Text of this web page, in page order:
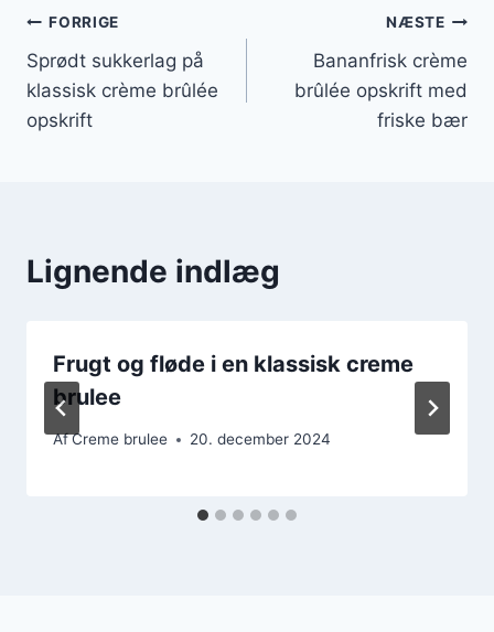
Indlægsnavigation
FORRIGE
Sprødt sukkerlag på
klassisk crème brûlée
opskrift
NÆSTE
Bananfrisk crème
brûlée opskrift med
friske bær
Lignende indlæg
Frugt og fløde i en klassisk creme
brulee
AfCreme brulee 20. december 2024